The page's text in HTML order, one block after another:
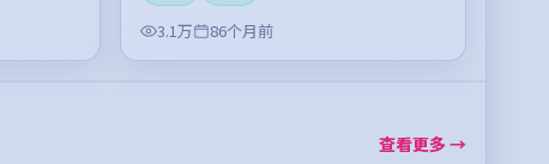
3.1万
86个月前
查看更多 →